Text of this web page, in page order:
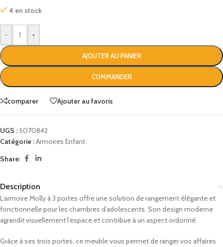
4 en stock
- +
AJOUTER AU PANIER
COMMANDER
comparer Ajouter au favoris
UGS : 5070842
Catégorie :Armoires Enfant
Share:
Description
L’armoire Molly à 3 portes offre une solution de rangement élégante et
fonctionnelle pour les chambres d’adolescents. Son design moderne
agrandit visuellement l’espace et contribue à un aspect ordonné.
Grâce à ses trois portes, ce meuble vous permet de ranger vos affaires